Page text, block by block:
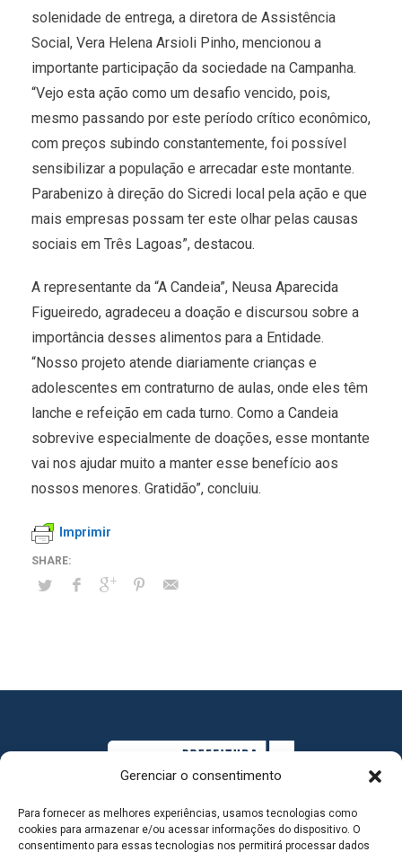
Gerenciar o consentimento
Para fornecer as melhores experiências, usamos tecnologias como
cookies para armazenar e/ou acessar informações do dispositivo. O
consentimento para essas tecnologias nos permitirá processar dados
solenidade de entrega, a diretora de Assistência
Social, Vera Helena Arsioli Pinho, mencionou a
importante participação da sociedade na Campanha.
“Vejo esta ação como um desafio vencido, pois,
mesmo passando por este período crítico econômico,
com preços subindo constantemente, foi possível
sensibilizar a população e arrecadar este montante.
Parabenizo à direção do Sicredi local pela ação e que
mais empresas possam ter este olhar pelas causas
sociais em Três Lagoas”, destacou.
A representante da “A Candeia”, Neusa Aparecida
Figueiredo, agradeceu a doação e discursou sobre a
importância desses alimentos para a Entidade.
“Nosso projeto atende diariamente crianças e
adolescentes em contraturno de aulas, onde eles têm
lanche e refeição em cada turno. Como a Candeia
sobrevive especialmente de doações, esse montante
vai nos ajudar muito a manter esse benefício aos
nossos menores. Gratidão”, concluiu.
Imprimir